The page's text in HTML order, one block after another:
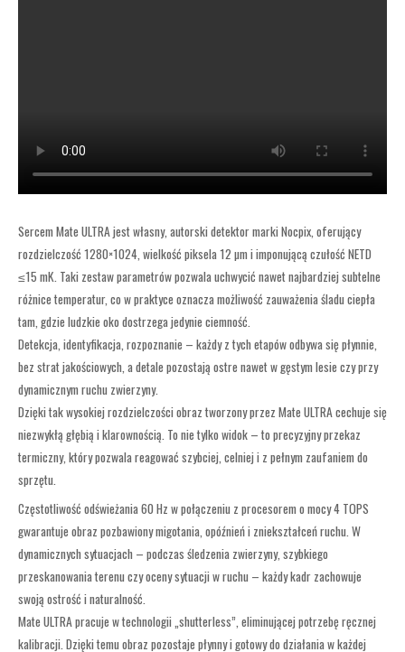
Sercem Mate ULTRA jest własny, autorski detektor marki Nocpix, oferujący
rozdzielczość 1280×1024, wielkość piksela 12 µm i imponującą czułość NETD
≤15 mK. Taki zestaw parametrów pozwala uchwycić nawet najbardziej subtelne
różnice temperatur, co w praktyce oznacza możliwość zauważenia śladu ciepła
tam, gdzie ludzkie oko dostrzega jedynie ciemność.
Detekcja, identyfikacja, rozpoznanie – każdy z tych etapów odbywa się płynnie,
bez strat jakościowych, a detale pozostają ostre nawet w gęstym lesie czy przy
dynamicznym ruchu zwierzyny.
Dzięki tak wysokiej rozdzielczości obraz tworzony przez Mate ULTRA cechuje się
niezwykłą głębią i klarownością. To nie tylko widok – to precyzyjny przekaz
termiczny, który pozwala reagować szybciej, celniej i z pełnym zaufaniem do
sprzętu.
Częstotliwość odświeżania 60 Hz w połączeniu z procesorem o mocy 4 TOPS
gwarantuje obraz pozbawiony migotania, opóźnień i zniekształceń ruchu. W
dynamicznych sytuacjach – podczas śledzenia zwierzyny, szybkiego
przeskanowania terenu czy oceny sytuacji w ruchu – każdy kadr zachowuje
swoją ostrość i naturalność.
Mate ULTRA pracuje w technologii „shutterless”, eliminującej potrzebę ręcznej
kalibracji. Dzięki temu obraz pozostaje płynny i gotowy do działania w każdej